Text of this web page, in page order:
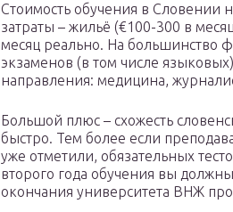
Стоимость обучения в Словении
затраты – жильё (€100-300 в
месяц реально. На большинство
экзаменов (в том числе
направления: медицина,
Большой плюс – схожесть
быстро. Тем более если
уже отметили, обязательных
второго года обучения вы
окончания университета ВНЖ